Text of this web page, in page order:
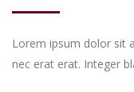
Lorem ipsum dolor sit
nec erat erat. Integer